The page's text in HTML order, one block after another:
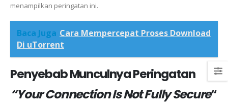
menampilkan peringatan ini.
Baca Juga Cara Mempercepat Proses Download
Di uTorrent
Penyebab Munculnya Peringatan
“Your Connection Is Not Fully Secure“